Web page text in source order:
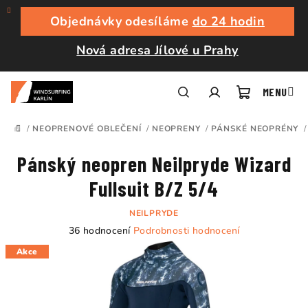
Přejít
obsah
Objednávky odesíláme do 24 hodin
Nová adresa Jílové u Prahy
košík
DOMŮ
/ NEOPRENOVÉ OBLEČENÍ / NEOPRENY / PÁNSKÉ NEOPRÉNY /
Pánský neopren Neilpryde Wizard
Fullsuit B/Z 5/4
NEILPRYDE
Průměrné
36 hodnocení Podrobnosti hodnocení
Akce